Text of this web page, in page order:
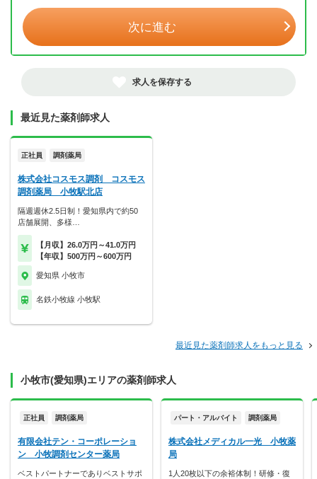
次に進む
求人を保存する
最近見た薬剤師求人
正社員 調剤薬局
株式会社コスモス調剤 コスモス
調剤薬局 小牧駅北店
隔週週休2.5日制！愛知県内で約50
店舗展開、多様…
【月収】26.0万円～41.0万円
【年収】500万円～600万円
愛知県 小牧市
名鉄小牧線 小牧駅
最近見た薬剤師求人をもっと見る
小牧市(愛知県)エリアの薬剤師求人
正社員 調剤薬局
有限会社テン・コーポレーショ
ン 小牧調剤センター薬局
ベストパートナーでありベストサポ
パート・アルバイト 調剤薬局
株式会社メディカル一光 小牧薬
局
1人20枚以下の余裕体制！研修・復